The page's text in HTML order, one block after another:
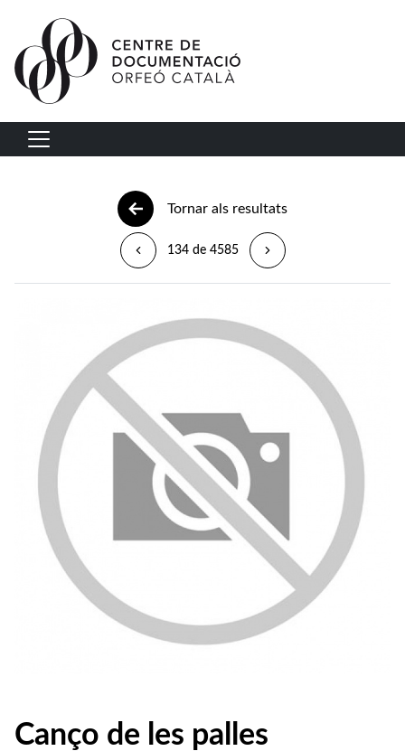
Vés al contingut
Navegació principal
Tornar als resultats
134 de 4585
Canço de les palles